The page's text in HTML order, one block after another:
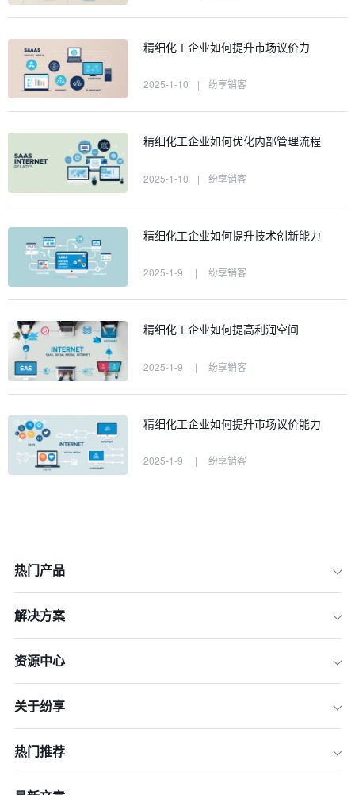
精细化工企业如何提升市场议价力
2025-1-10 | 纷享销客
精细化工企业如何优化内部管理流程
2025-1-10 | 纷享销客
精细化工企业如何提升技术创新能力
2025-1-9 | 纷享销客
精细化工企业如何提高利润空间
2025-1-9 | 纷享销客
精细化工企业如何提升市场议价能力
2025-1-9 | 纷享销客
热门产品
解决方案
资源中心
关于纷享
热门推荐